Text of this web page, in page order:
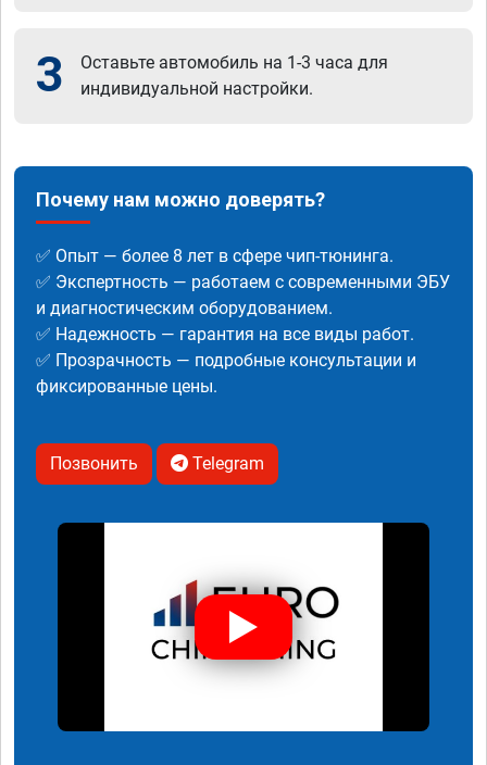
3
Оставьте автомобиль на 1-3 часа для
индивидуальной настройки.
Почему нам можно доверять?
✅ Опыт — более 8 лет в сфере чип-тюнинга.
✅ Экспертность — работаем с современными ЭБУ
и диагностическим оборудованием.
✅ Надежность — гарантия на все виды работ.
✅ Прозрачность — подробные консультации и
фиксированные цены.
Позвонить Telegram